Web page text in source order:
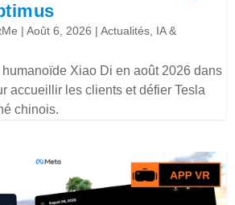
|Août 6, 2026 |Actualités, IA &
Xiao Di en août 2026 dans
accueillir les clients et défier Tesla
chinois.